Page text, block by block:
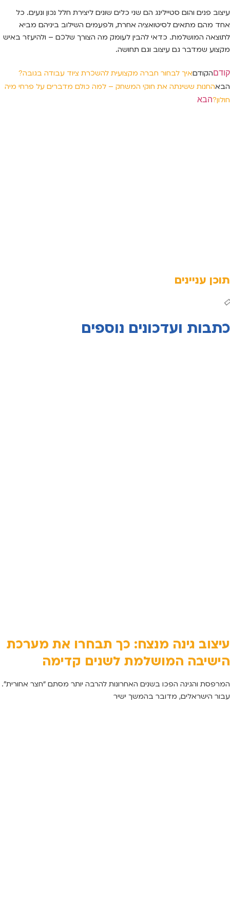
עיצוב פנים והום סטיילינג הם שני כלים שונים ליצירת חלל נכון ונעים. כל
אחד מהם מתאים לסיטואציה אחרת, ולפעמים השילוב ביניהם מביא
לתוצאה המושלמת. כדאי להבין לעומק מה הצורך שלכם – ולהיעזר באיש
מקצוע שמדבר גם עיצוב וגם תחושה.
קודםהקודםאיך לבחור חברה מקצועית להשכרת ציוד עבודה בגובה?
הבאהחנות ששינתה את חוקי המשחק – למה כולם מדברים על פרחי מיה
חולון?הבא
תוכן עניינים
כתבות ועדכונים נוספים
עיצוב גינה מנצח: כך תבחרו את מערכת
הישיבה המושלמת לשנים קדימה
המרפסת והגינה הפכו בשנים האחרונות להרבה יותר מסתם “חצר אחורית”.
עבור הישראלים, מדובר בהמשך ישיר